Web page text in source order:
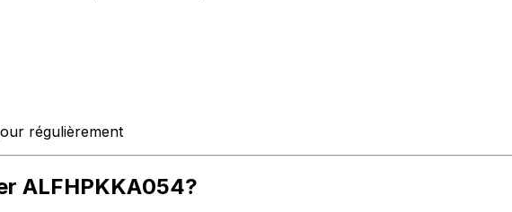
régulièrement
ALFHPKKA054?